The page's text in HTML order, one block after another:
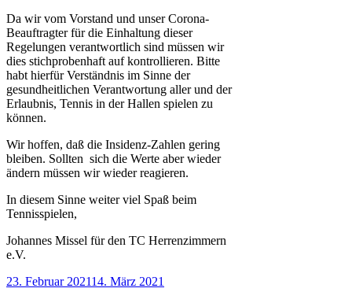
Da wir vom Vorstand und unser Corona-
Beauftragter für die Einhaltung dieser
Regelungen verantwortlich sind müssen wir
dies stichprobenhaft auf kontrollieren. Bitte
habt hierfür Verständnis im Sinne der
gesundheitlichen Verantwortung aller und der
Erlaubnis, Tennis in der Hallen spielen zu
können.
Wir hoffen, daß die Insidenz-Zahlen gering
bleiben. Sollten sich die Werte aber wieder
ändern müssen wir wieder reagieren.
In diesem Sinne weiter viel Spaß beim
Tennisspielen,
Johannes Missel für den TC Herrenzimmern
e.V.
Veröffentlicht
23. Februar 202114. März 2021